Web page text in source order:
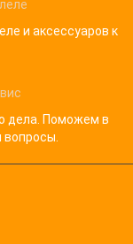
и аксессуаров к
дела. Поможем в
вопросы.